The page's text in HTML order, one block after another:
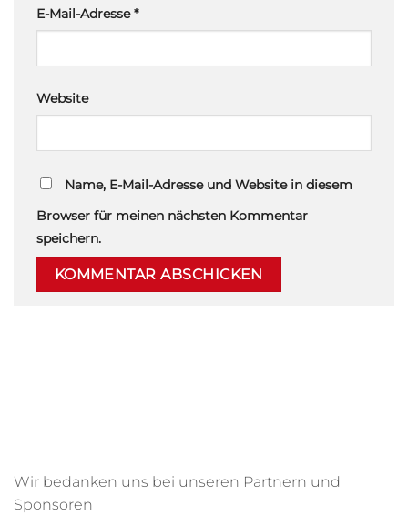
E-Mail-Adresse*
Website
Name, E-Mail-Adresse und Website in diesem
Browser für meinen nächsten Kommentar
speichern.
Wir bedanken uns bei unseren Partnern und
Sponsoren